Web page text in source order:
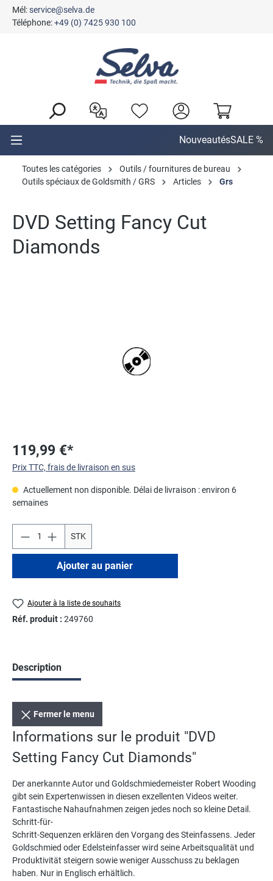
principal
Mél:service@selva.de
Téléphone:+49 (0) 7425 930 100
NouveautésSALE %
Toutes les catégories
Outils / fournitures de bureau
Outils spéciaux de Goldsmith / GRS
Articles Grs
DVD Setting Fancy Cut
Diamonds
119,99 €*
Prix TTC, frais de livraison en sus
Actuellement non disponible. Délai de livraison : environ 6
semaines
STK
Ajouter au panier
Ajouter à la liste de souhaits
Réf. produit : 249760
Description
Fermer le menu
Informations sur le produit "DVD
Setting Fancy Cut Diamonds"
Der anerkannte Autor und Goldschmiedemeister Robert Wooding
gibt sein Expertenwissen in diesen exzellenten Videos weiter.
Fantastische Nahaufnahmen zeigen jedes noch so kleine Detail.
Schritt-für-
Schritt-Sequenzen erklären den Vorgang des Steinfassens. Jeder
Goldschmied oder Edelsteinfasser wird seine Arbeitsqualität und
Produktivität steigern sowie weniger Ausschuss zu beklagen
haben. Nur in Englisch erhältlich.